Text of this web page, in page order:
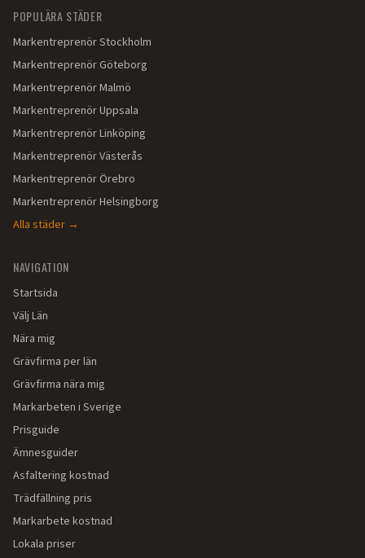
POPULÄRA STÄDER
MarkentreprenörStockholm
MarkentreprenörGöteborg
MarkentreprenörMalmö
MarkentreprenörUppsala
MarkentreprenörLinköping
MarkentreprenörVästerås
MarkentreprenörÖrebro
MarkentreprenörHelsingborg
Alla städer →
NAVIGATION
Startsida
Välj Län
Nära mig
Grävfirma per län
Grävfirma nära mig
Markarbeten i Sverige
Prisguide
Ämnesguider
Asfaltering kostnad
Trädfällning pris
Markarbete kostnad
Lokala priser